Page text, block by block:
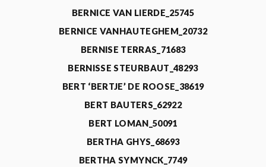
BERNICE VAN LIERDE_25745
BERNICE VANHAUTEGHEM_20732
BERNISE TERRAS_71683
BERNISSE STEURBAUT_48293
BERT ‘BERTJE’ DE ROOSE_38619
BERT BAUTERS_62922
BERT LOMAN_50091
BERTHA GHYS_68693
BERTHA SYMYNCK_7749